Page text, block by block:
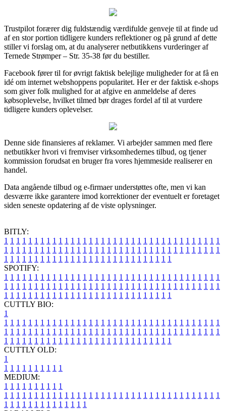
Trustpilot forærer dig fuldstændig værdifulde genveje til at finde ud
af en stor portion tidligere kunders reflektioner og på grund af dette
stiller vi forslag om, at du analyserer netbutikkens vurderinger af
Ternede Strømper – Str. 35-38 før du bestiller.
Facebook fører til for øvrigt faktisk belejlige muligheder for at få en
idé om internet webshoppens popularitet. Her er der faktisk e-shops
som giver folk mulighed for at afgive en anmeldelse af deres
købsoplevelse, hvilket tilmed bør drages fordel af til at vurdere
tidligere kunders oplevelser.
Denne side finansieres af reklamer. Vi arbejder sammen med flere
netbutikker hvori vi fremviser virksomhedernes tilbud, og tjener
kommission forudsat en bruger fra vores hjemmeside realiserer en
handel.
Data angående tilbud og e-firmaer understøttes ofte, men vi kan
desværre ikke garantere imod korrektioner der eventuelt er foretaget
siden seneste opdatering af de viste oplysninger.
BITLY:
1 1 1 1 1 1 1 1 1 1 1 1 1 1 1 1 1 1 1 1 1 1 1 1 1 1 1 1 1 1 1 1 1 1 1 1
1 1 1 1 1 1 1 1 1 1 1 1 1 1 1 1 1 1 1 1 1 1 1 1 1 1 1 1 1 1 1 1 1 1 1 1
1 1 1 1 1 1 1 1 1 1 1 1 1 1 1 1 1 1 1 1 1 1 1 1 1 1 1 1
SPOTIFY:
1 1 1 1 1 1 1 1 1 1 1 1 1 1 1 1 1 1 1 1 1 1 1 1 1 1 1 1 1 1 1 1 1 1 1 1
1 1 1 1 1 1 1 1 1 1 1 1 1 1 1 1 1 1 1 1 1 1 1 1 1 1 1 1 1 1 1 1 1 1 1 1
1 1 1 1 1 1 1 1 1 1 1 1 1 1 1 1 1 1 1 1 1 1 1 1 1 1 1 1
CUTTLY BIO:
1
1 1 1 1 1 1 1 1 1 1 1 1 1 1 1 1 1 1 1 1 1 1 1 1 1 1 1 1 1 1 1 1 1 1 1 1
1 1 1 1 1 1 1 1 1 1 1 1 1 1 1 1 1 1 1 1 1 1 1 1 1 1 1 1 1 1 1 1 1 1 1 1
1 1 1 1 1 1 1 1 1 1 1 1 1 1 1 1 1 1 1 1 1 1 1 1 1 1 1 1
CUTTLY OLD:
1
1 1 1 1 1 1 1 1 1 1
MEDIUM:
1 1 1 1 1 1 1 1 1 1
1 1 1 1 1 1 1 1 1 1 1 1 1 1 1 1 1 1 1 1 1 1 1 1 1 1 1 1 1 1 1 1 1 1 1 1
1 1 1 1 1 1 1 1 1 1 1 1 1 1